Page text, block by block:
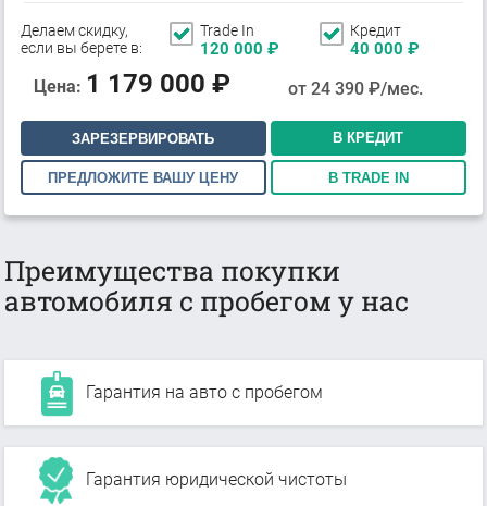
Делаем скидку,
если вы берете в:
Trade In
120 000 ₽
Кредит
40 000 ₽
Цена: 1 179 000 ₽ от 24 390₽/мес.
ЗАРЕЗЕРВИРОВАТЬ В КРЕДИТ
ПРЕДЛОЖИТЕ ВАШУ ЦЕНУ В TRADE IN
Преимущества покупки
автомобиля с пробегом у нас
Гарантия на авто с пробегом
Гарантия юридической чистоты